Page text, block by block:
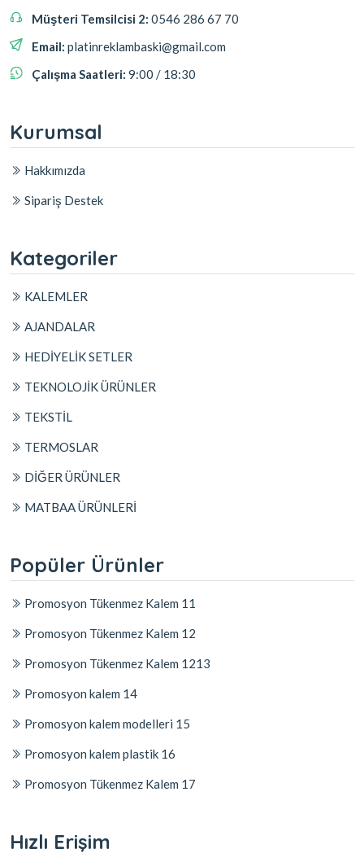
Müşteri Temsilcisi 2: 0546 286 67 70
Email: platinreklambaski@gmail.com
Çalışma Saatleri: 9:00 / 18:30
Kurumsal
Hakkımızda
Sipariş Destek
Kategoriler
KALEMLER
AJANDALAR
HEDİYELİK SETLER
TEKNOLOJİK ÜRÜNLER
TEKSTİL
TERMOSLAR
DİĞER ÜRÜNLER
MATBAA ÜRÜNLERİ
Popüler Ürünler
Promosyon Tükenmez Kalem 11
Promosyon Tükenmez Kalem 12
Promosyon Tükenmez Kalem 1213
Promosyon kalem 14
Promosyon kalem modelleri 15
Promosyon kalem plastik 16
Promosyon Tükenmez Kalem 17
Hızlı Erişim